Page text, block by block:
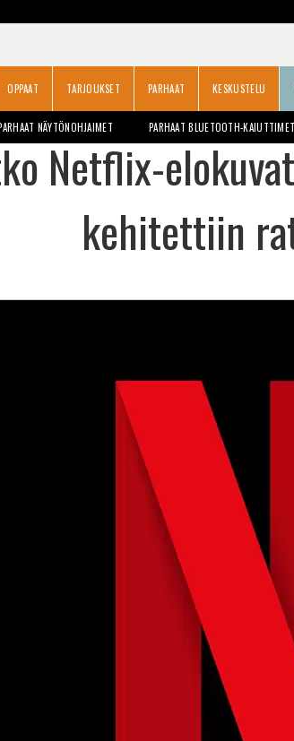
OPPAAT TARJOUKSET PARHAAT KESKUSTELU
NÄYTÖNOHJAIMET PARHAAT BLUETOOTH-KAIUTTIMET
Netflix-
kehitettiin